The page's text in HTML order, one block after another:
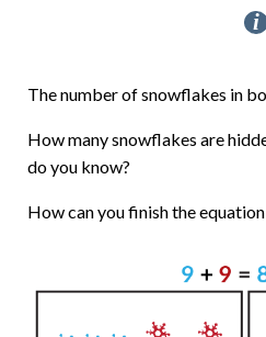
i
The number of snowflakes in
How many snowflakes are
do you know?
How can you finish the